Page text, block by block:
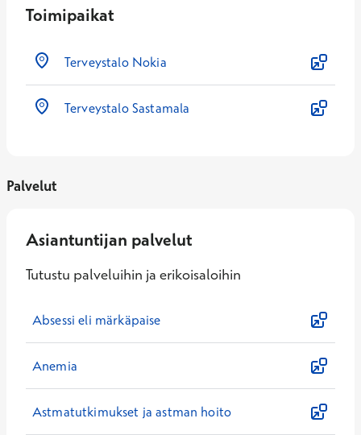
Toimipaikat
Terveystalo Nokia
Terveystalo Sastamala
Palvelut
Asiantuntijan palvelut
Tutustu palveluihin ja erikoisaloihin
Absessi eli märkäpaise
Anemia
Astmatutkimukset ja astman hoito